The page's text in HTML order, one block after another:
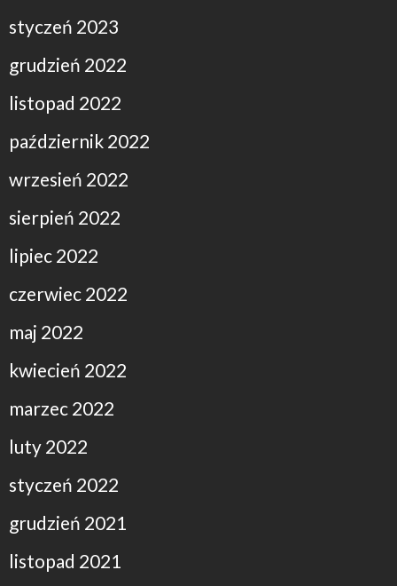
styczeń 2023
grudzień 2022
listopad 2022
październik 2022
wrzesień 2022
sierpień 2022
lipiec 2022
czerwiec 2022
maj 2022
kwiecień 2022
marzec 2022
luty 2022
styczeń 2022
grudzień 2021
listopad 2021